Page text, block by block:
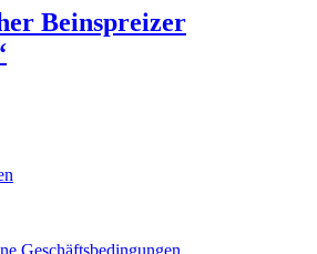
Beinspreizer
Geschäftsbedingungen